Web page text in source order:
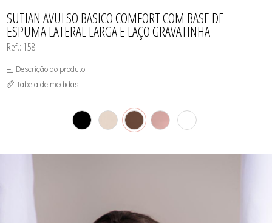
SUTIAN AVULSO BASICO COMFORT COM BASE DE
ESPUMA LATERAL LARGA E LAÇO GRAVATINHA
Ref.: 158
Descrição do produto
Tabela de medidas